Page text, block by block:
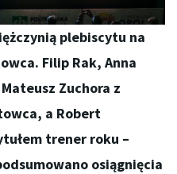
plebiscytu na
Filip Rak, Anna
Zuchora z
a Robert
trener roku –
osiągnięcia